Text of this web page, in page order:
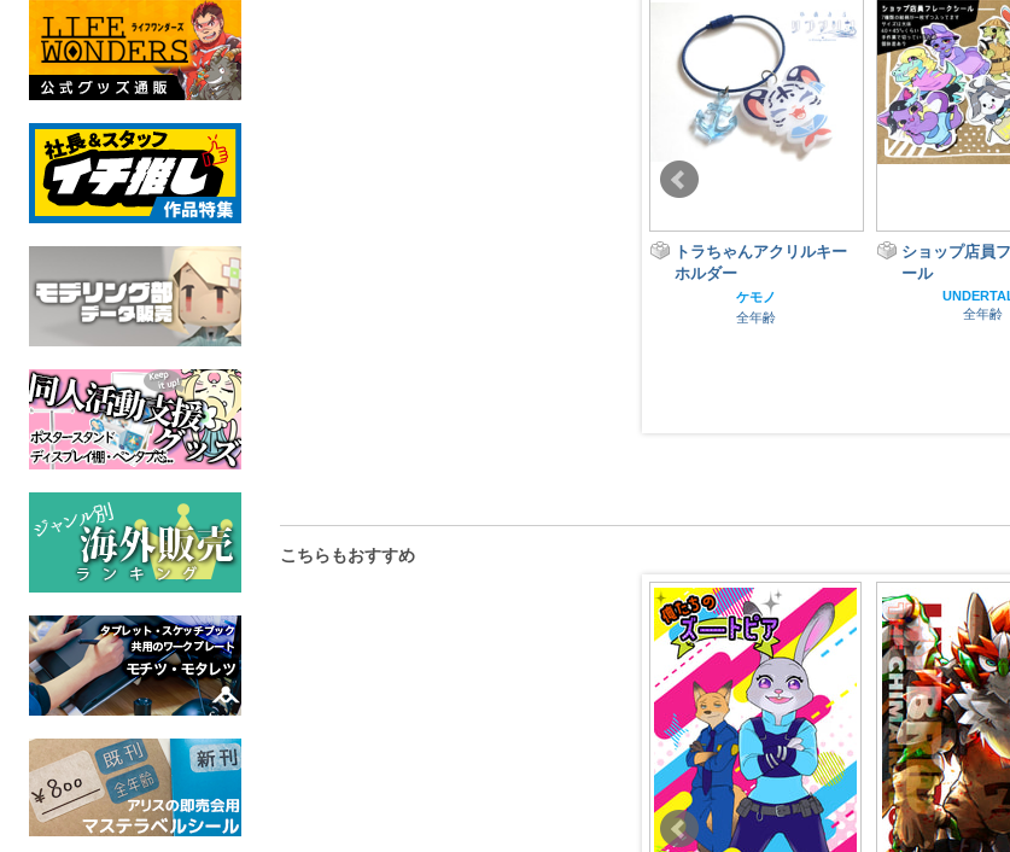
踊り子の箱庭
全年齢
True Labポストカード
トラちゃんアクリルキー
ホルダー
ケモノ
全年齢
ショップ店員
ール
全年齢
こちらもおすすめ